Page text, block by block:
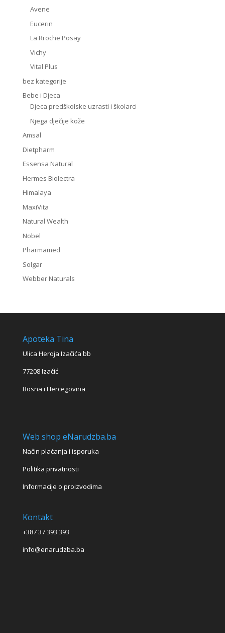
Avene
Eucerin
La Rroche Posay
Vichy
Vital Plus
bez kategorije
Bebe i Djeca
Djeca predškolske uzrasti i školarci
Njega dječije kože
Amsal
Dietpharm
Essensa Natural
Hermes Biolectra
Himalaya
MaxiVita
Natural Wealth
Nobel
Pharmamed
Solgar
Webber Naturals
Apoteka Tina
Ulica Heroja Izačića bb
77208 Izačić
Bosna i Hercegovina
Web shop eNarudzba.ba
Način plaćanja i isporuka
Politika privatnosti
Informacije o proizvodima
Kontakt
+387 37 393 393
info@enarudzba.ba